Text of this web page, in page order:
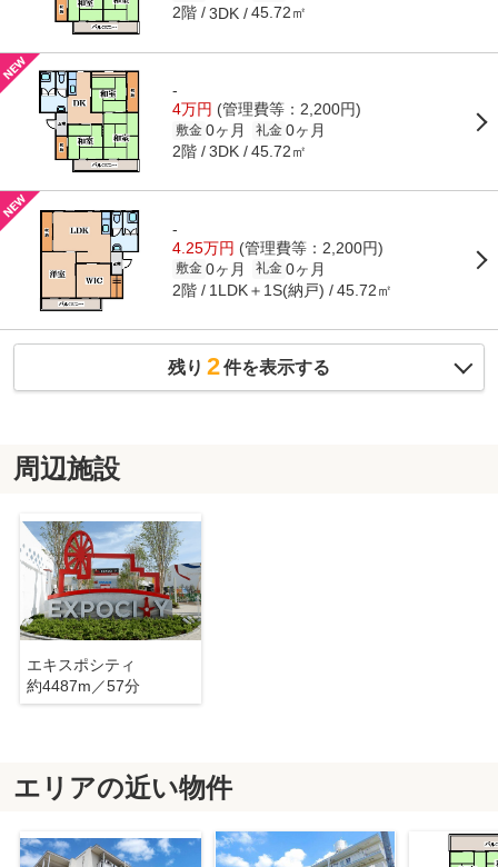
2階 3DK 45.72㎡
-
4万円 (管理費等：2,200円)
敷金 0ヶ月 礼金 0ヶ月
2階 3DK 45.72㎡
-
4.25万円 (管理費等：2,200円)
敷金 0ヶ月 礼金 0ヶ月
2階 1LDK＋1S(納戸) 45.72㎡
残り 2件を表示する
周辺施設
エキスポシティ
約4487m／57分
エリアの近い物件